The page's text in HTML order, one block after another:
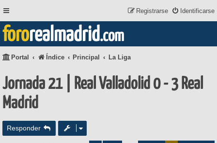
Identificarse
Registrarse
fororealmadrid.com
Portal Índice Principal La Liga
Jornada 21 | Real Valladolid 0 - 3 Real
Madrid
Responder
Página